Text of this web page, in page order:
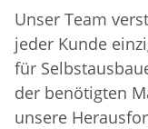
Unser Team
jeder Kunde
für
der benötigten
unsere